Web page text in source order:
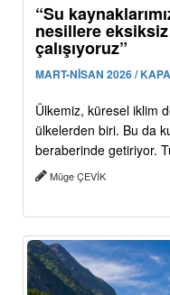
“Su
nesillere
çalışıyoruz”
MART-NİSAN 2026 /
Ülkemiz, küresel iklim
ülkelerden biri. Bu da
beraberinde getiriyor.
Müge ÇEVİK